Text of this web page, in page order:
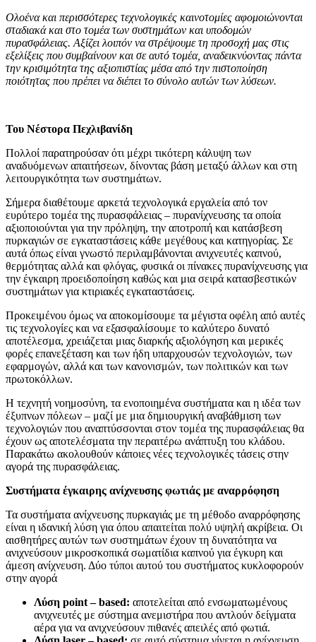
Ολοένα και περισσότερες τεχνολογικές καινοτομίες αφομοιώνονται
σταδιακά και στο τομέα των συστημάτων και υποδομών
πυρασφάλειας. Αξίζει λοιπόν να στρέψουμε τη προσοχή μας στις
εξελίξεις που συμβαίνουν και σε αυτό τομέα, αναδεικνύοντας πάντα
την κρισιμότητα της αξιοπιστίας μέσα από την πιστοποίηση
ποιότητας που πρέπει να διέπει το σύνολο αυτών των λύσεων.
Του Νέστορα Πεχλιβανίδη
Πολλοί παρατηρούσαν ότι μέχρι τικότερη κάλυψη των
αναδυόμενων απαιτήσεων, δίνοντας βάση μεταξύ άλλων και στη
λειτουργικότητα των συστημάτων.
Σήμερα διαθέτουμε αρκετά τεχνολογικά εργαλεία από τον
ευρύτερο τομέα της πυρασφάλειας – πυρανίχνευσης τα οποία
αξιοποιούνται για την πρόληψη, την αποτροπή και κατάσβεση
πυρκαγιών σε εγκαταστάσεις κάθε μεγέθους και κατηγορίας. Σε
αυτά όπως είναι γνωστό περιλαμβάνονται ανιχνευτές καπνού,
θερμότητας αλλά και φλόγας, φυσικά οι πίνακες πυρανίχνευσης για
την έγκαιρη προειδοποίηση καθώς και μια σειρά κατασβεστικών
συστημάτων για κτιριακές εγκαταστάσεις.
Προκειμένου όμως να αποκομίσουμε τα μέγιστα οφέλη από αυτές
τις τεχνολογίες και να εξασφαλίσουμε το καλύτερο δυνατό
αποτέλεσμα, χρειάζεται μιας διαρκής αξιολόγηση και μερικές
φορές επανεξέταση και των ήδη υπαρχουσών τεχνολογιών, των
εφαρμογών, αλλά και των κανονισμών, των πολιτικών και των
πρωτοκόλλων.
Η τεχνητή νοημοσύνη, τα ενοποιημένα συστήματα και η ιδέα των
έξυπνων πόλεων – μαζί με μια δημιουργική αναβάθμιση των
τεχνολογιών που αναπτύσσονται στον τομέα της πυρασφάλειας θα
έχουν ως αποτελέσματα την περαιτέρω ανάπτυξη του κλάδου.
Παρακάτω ακολουθούν κάποιες νέες τεχνολογικές τάσεις στην
αγορά της πυρασφάλειας.
Συστήματα έγκαιρης ανίχνευσης φωτιάς με αναρρόφηση
Τα συστήματα ανίχνευσης πυρκαγιάς με τη μέθοδο αναρρόφησης
είναι η ιδανική λύση για όπου απαιτείται πολύ υψηλή ακρίβεια. Οι
αισθητήρες αυτών των συστημάτων έχουν τη δυνατότητα να
ανιχνεύσουν μικροσκοπικά σωματίδια καπνού για έγκυρη και
άμεση ανίχνευση. Δύο τύποι αυτού του συστήματος κυκλοφορούν
στην αγορά
Λύση point –based: αποτελείται από ενσωματωμένους
ανιχνευτές με σύστημα ανεμιστήρα που αντλούν δείγματα
αέρα για να ανιχνεύσουν πιθανές απειλές από φωτιά.